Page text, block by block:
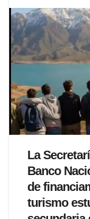
La
Banco
de
turismo